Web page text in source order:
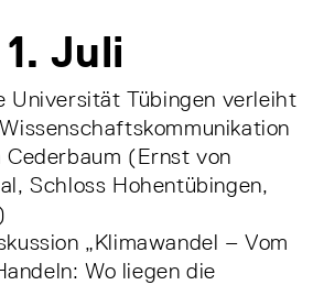
Juli
Universität Tübingen verleiht
Cederbaum (Ernst von
Schloss Hohentübingen,
„Klimawandel – Vom
Wo liegen die